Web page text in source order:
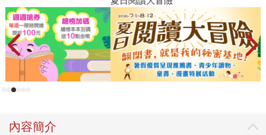
內容簡介